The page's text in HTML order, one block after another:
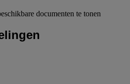
documenten te tonen